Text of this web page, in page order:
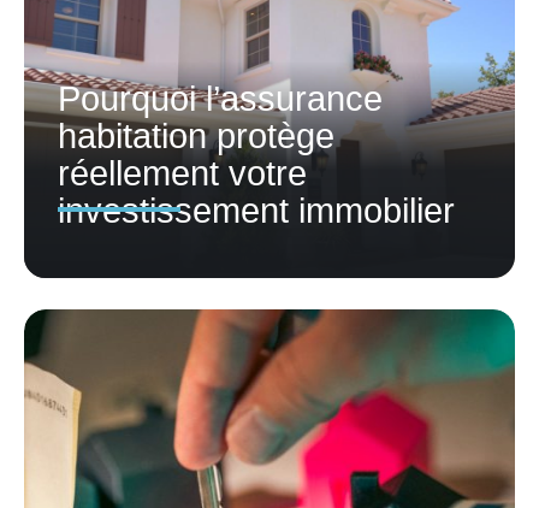
Pourquoi l’assurance
habitation protège
réellement votre
investissement immobilier